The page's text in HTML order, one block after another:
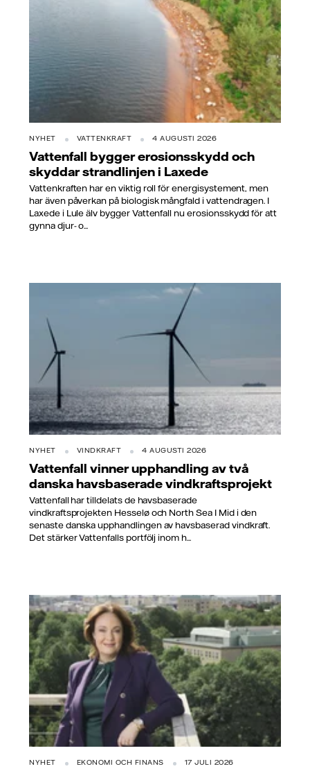
NYHET VATTENKRAFT 4 AUGUSTI 2026
Vattenfall bygger erosionsskydd och
skyddar strandlinjen i Laxede
Vattenkraften har en viktig roll för energisystement, men
har även påverkan på biologisk mångfald i vattendragen. I
Laxede i Lule älv bygger Vattenfall nu erosionsskydd för att
gynna djur- o...
NYHET VINDKRAFT 4 AUGUSTI 2026
Vattenfall vinner upphandling av två
danska havsbaserade vindkraftsprojekt
Vattenfall har tilldelats de havsbaserade
vindkraftsprojekten Hesselø och North Sea I Mid i den
senaste danska upphandlingen av havsbaserad vindkraft.
Det stärker Vattenfalls portfölj inom h...
NYHET EKONOMI OCH FINANS 17 JULI 2026